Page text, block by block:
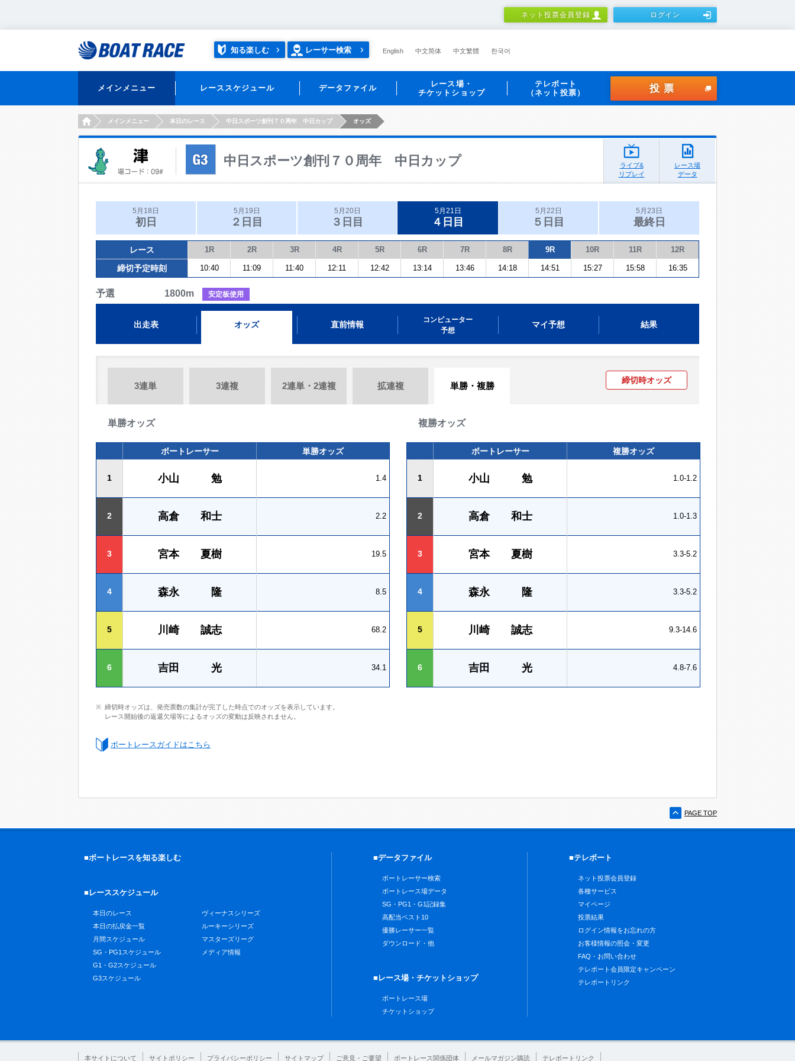
ネット投票会員登録 ログイン
知る楽しむ レーサー検索 English 中文简体 中文繁體 한국어
メインメニュー レーススケジュール データファイル
レース場・
チケットショップ
テレボート
（ネット投票）
投票
HOMEメインメニュー 本日のレース 中日スポーツ創刊７０周年 中日カップ オッズ
中日スポーツ創刊７０周年 中日カップ
ライブ&
リプレイ
レース場
データ
5月18日
初日
5月19日
２日目
5月20日
３日目
5月21日
４日目
5月22日
５日目
5月23日
最終日
レース 1R 2R 3R 4R 5R 6R 7R 8R 9R 10R 11R 12R
締切予定時刻 10:40 11:09 11:40 12:11 12:42 13:14 13:46 14:18 14:51 15:27 15:58 16:35
予選 1800m 安定板使用
出走表 オッズ 直前情報
コンピューター
予想
マイ予想 結果
3連単 3連複 2連単・2連複 拡連複 単勝・複勝
締切時オッズ
単勝オッズ
ボートレーサー 単勝オッズ
1 小山 勉 1.4
2 高倉 和士 2.2
3 宮本 夏樹 19.5
4 森永 隆 8.5
5 川崎 誠志 68.2
6 吉田 光 34.1
複勝オッズ
ボートレーサー 複勝オッズ
1 小山 勉 1.0-1.2
2 高倉 和士 1.0-1.3
3 宮本 夏樹 3.3-5.2
4 森永 隆 3.3-5.2
5 川崎 誠志 9.3-14.6
6 吉田 光 4.8-7.6
締切時オッズは、発売票数の集計が完了した時点でのオッズを表示しています。
レース開始後の返還欠場等によるオッズの変動は反映されません。
ボートレースガイドはこちら
PAGE TOP
■ボートレースを知る楽しむ
■レーススケジュール
本日のレース
本日の払戻金一覧
月間スケジュール
SG・PG1スケジュール
G1・G2スケジュール
G3スケジュール
ヴィーナスシリーズ
ルーキーシリーズ
マスターズリーグ
メディア情報
■データファイル
ボートレーサー検索
ボートレース場データ
SG・PG1・G1記録集
高配当ベスト10
優勝レーサー一覧
ダウンロード・他
■レース場・チケットショップ
ボートレース場
チケットショップ
■テレボート
ネット投票会員登録
各種サービス
マイページ
投票結果
ログイン情報をお忘れの方
お客様情報の照会・変更
FAQ・お問い合わせ
テレボート会員限定キャンペーン
テレボートリンク
本サイトについて サイトポリシー プライバシーポリシー サイトマップ ご意見・ご要望 ボートレース関係団体 メールマガジン購読 テレボートリンク